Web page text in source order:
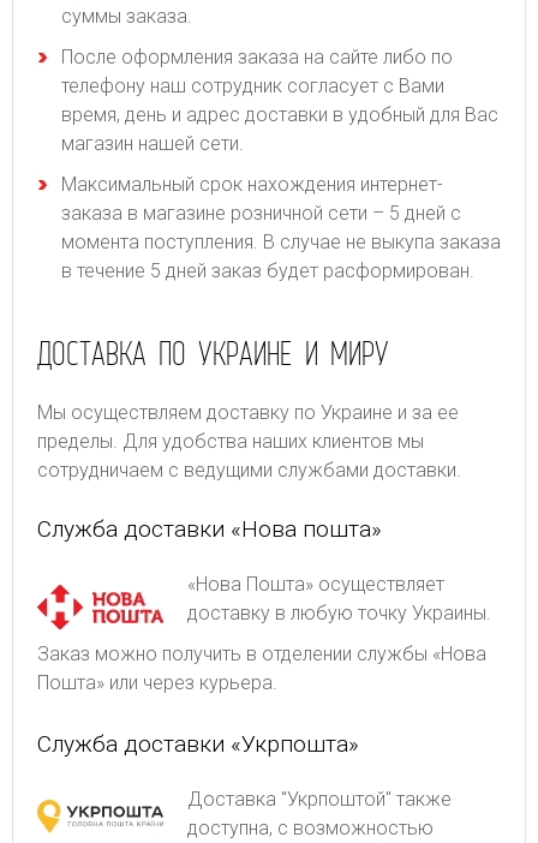
суммы заказа.
После оформления заказа на сайте либо по
телефону наш сотрудник согласует с Вами
время, день и адрес доставки в удобный для Вас
магазин нашей сети.
Максимальный срок нахождения интернет-
заказа в магазине розничной сети – 5 дней с
момента поступления. В случае не выкупа заказа
в течение 5 дней заказ будет расформирован.
ДОСТАВКА ПО УКРАИНЕ И МИРУ
Мы осуществляем доставку по Украине и за ее
пределы. Для удобства наших клиентов мы
сотрудничаем с ведущими службами доставки.
Служба доставки «Нова пошта»
«Нова Пошта» осуществляет
доставку в любую точку Украины.
Заказ можно получить в отделении службы «Нова
Пошта» или через курьера.
Служба доставки «Укрпошта»
Доставка "Укрпоштой" также
доступна, с возможностью